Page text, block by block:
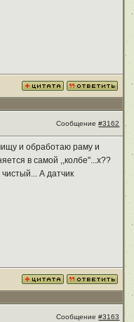
Сообщение#3162
и обработаю раму и
в самой ,,колбе"...х??
А датчик
Сообщение#3163